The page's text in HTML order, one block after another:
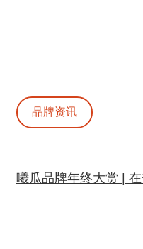
品牌资讯
曦瓜品牌年终大赏 |